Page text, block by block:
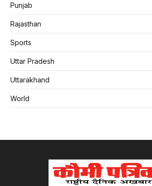
Punjab
Rajasthan
Sports
Uttar Pradesh
Uttarakhand
World